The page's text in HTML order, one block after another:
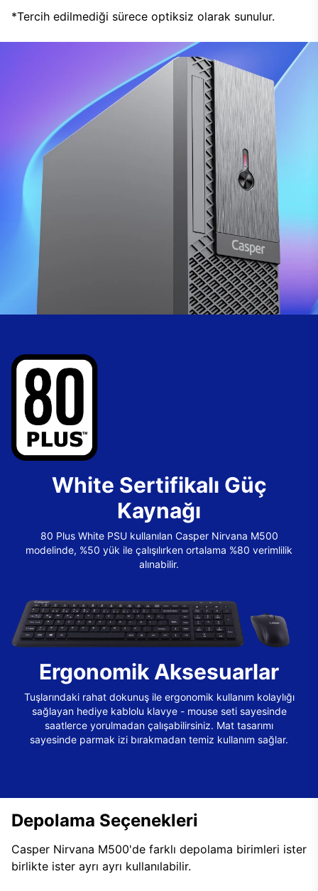
*Tercih edilmediği sürece optiksiz olarak sunulur.
White Sertifikalı Güç
Kaynağı
80 Plus White PSU kullanılan Casper Nirvana M500
modelinde, %50 yük ile çalışılırken ortalama %80 verimlilik
alınabilir.
Ergonomik Aksesuarlar
Tuşlarındaki rahat dokunuş ile ergonomik kullanım kolaylığı
sağlayan hediye kablolu klavye - mouse seti sayesinde
saatlerce yorulmadan çalışabilirsiniz. Mat tasarımı
sayesinde parmak izi bırakmadan temiz kullanım sağlar.
Depolama Seçenekleri
Casper Nirvana M500'de farklı depolama birimleri ister
birlikte ister ayrı ayrı kullanılabilir.